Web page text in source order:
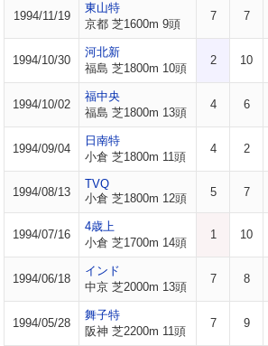
1994/11/19
東山特
京都 芝1600m 9頭
7 7
1994/10/30
河北新
福島 芝1800m 10頭
2 10
1994/10/02
福中央
福島 芝1800m 13頭
4 6
1994/09/04
日南特
小倉 芝1800m 11頭
4 2
1994/08/13
TVQ
小倉 芝1800m 12頭
5 7
1994/07/16
4歳上
小倉 芝1700m 14頭
1 10
1994/06/18
インド
中京 芝2000m 13頭
7 8
1994/05/28
舞子特
阪神 芝2200m 11頭
7 9